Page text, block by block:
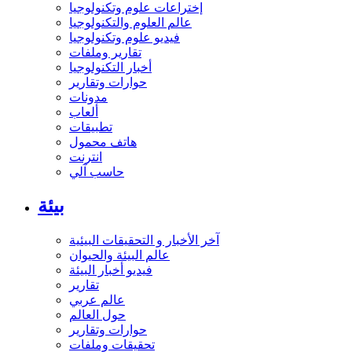
إختراعات علوم وتكنولوجيا
عالم العلوم والتكنولوجيا
فيديو علوم وتكنولوجيا
تقارير وملفات
أخبار التكنولوجيا
حوارات وتقارير
مدونات
ألعاب
تطبيقات
هاتف محمول
انترنت
حاسب آلي
بيئة
آخر الأخبار و التحقيقات البيئية
عالم البيئة والحيوان
فيديو أخبار البيئة
تقارير
عالم عربي
حول العالم
حوارات وتقارير
تحقيقات وملفات